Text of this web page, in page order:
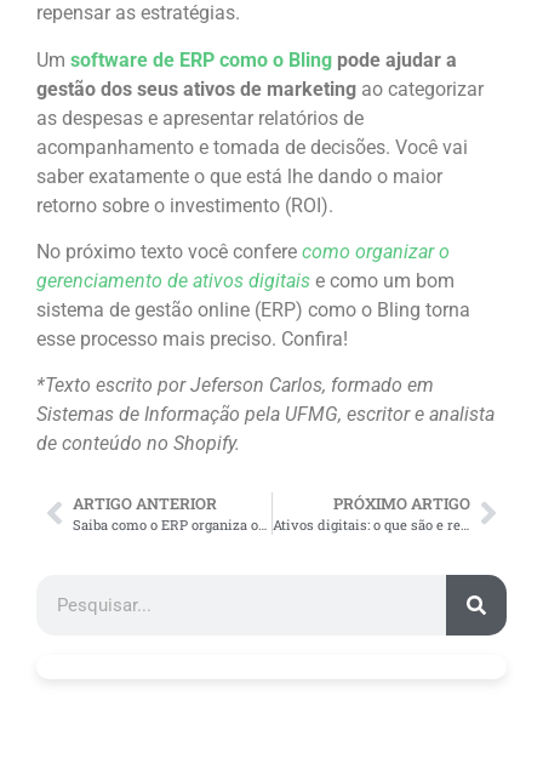
repensar as estratégias.
Um software de ERP como o Bling pode ajudar a
gestão dos seus ativos de marketing ao categorizar
as despesas e apresentar relatórios de
acompanhamento e tomada de decisões. Você vai
saber exatamente o que está lhe dando o maior
retorno sobre o investimento (ROI).
No próximo texto você confere como organizar o
gerenciamento de ativos digitais e como um bom
sistema de gestão online (ERP) como o Bling torna
esse processo mais preciso. Confira!
*Texto escrito por Jeferson Carlos, formado em
Sistemas de Informação pela UFMG, escritor e analista
de conteúdo no Shopify.
ARTIGO ANTERIOR PRÓXIMO ARTIGO
Ativos digitais: o que são e representam para a empresa